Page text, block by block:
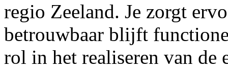
regio Zeeland. Je zorgt
betrouwbaar blijft
rol in het realiseren van de